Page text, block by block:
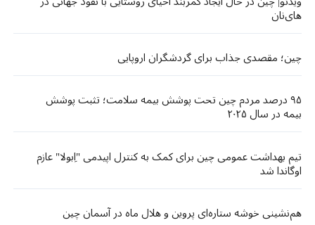
های‌نان
چین؛ مقصدی جذاب برای گردشگران اروپایی
۹۵ درصد مردم چین تحت پوشش بیمه سلامت؛ تثبت پوشش
بیمه در سال ۲۰۲۵
تیم بهداشت عمومی چین برای کمک به کنترل اپیدمی "اِبولا" عازم
اوگاندا شد
هم‌نشینی خوشه ستاره‌ای پروین و هلال ماه در آسمان چین